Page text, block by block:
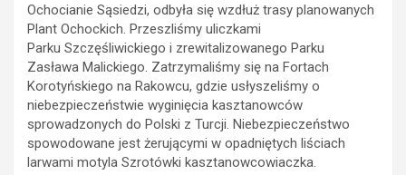
Ochocianie Sąsiedzi, odbyła się wzdłuż trasy planowanych
Plant Ochockich. Przeszliśmy uliczkami
Parku Szczęśliwickiego i zrewitalizowanego Parku
Zasława Malickiego. Zatrzymaliśmy się na Fortach
Korotyńskiego na Rakowcu, gdzie usłyszeliśmy o
niebezpieczeństwie wyginięcia kasztanowców
sprowadzonych do Polski z Turcji. Niebezpieczeństwo
spowodowane jest żerującymi w opadniętych liściach
larwami motyla Szrotówki kasztanowcowiaczka.